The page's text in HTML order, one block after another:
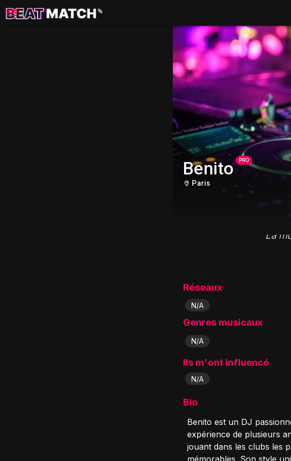
Benito PRO
Paris
"La
Réseaux
N/A
Genres musicaux
N/A
Ils m'ont influencé
N/A
Bio
Benito est un DJ
expérience de plusieurs
jouant dans les clubs les